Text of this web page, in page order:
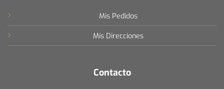
Mis Pedidos
Mis Direcciones
Contacto